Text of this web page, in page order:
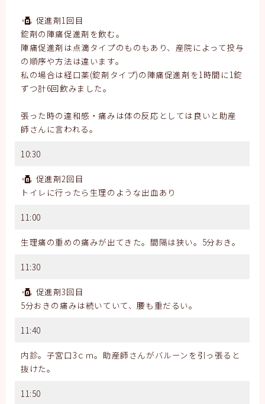
促進剤1回目
錠剤の陣痛促進剤を飲む。
陣痛促進剤は点滴タイプのものもあり、産院によって投与
の順序や方法は違います。
私の場合は経口薬(錠剤タイプ)の陣痛促進剤を1時間に1錠
ずつ計6回飲みました。
張った時の違和感・痛みは体の反応としては良いと助産
師さんに言われる。
10:30
促進剤2回目
トイレに行ったら生理のような出血あり
11:00
生理痛の重めの痛みが出てきた。間隔は狭い。5分おき。
11:30
促進剤3回目
5分おきの痛みは続いていて、腰も重だるい。
11:40
内診。子宮口3ｃｍ。助産師さんがバルーンを引っ張ると
抜けた。
11:50